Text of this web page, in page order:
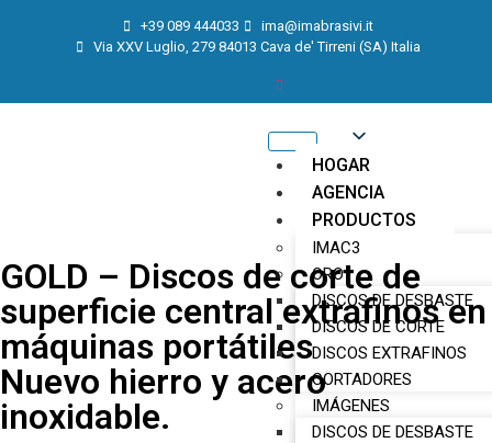
+39 089 444033
ima@imabrasivi.it
Via XXV Luglio, 279 84013 Cava de' Tirreni (SA) Italia
HOGAR
AGENCIA
PRODUCTOS
IMAC3
ORO
DISCOS DE DESBASTE
DISCOS DE CORTE
DISCOS EXTRAFINOS
CORTADORES
IMÁGENES
DISCOS DE DESBASTE
GOLD – Discos de corte de
superficie central extrafinos en
máquinas portátiles
Nuevo hierro y acero
inoxidable.